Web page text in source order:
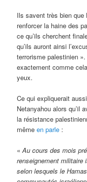
Ils savent très bien
renforcer la haine des
ce qu’ils cherchent
qu’ils auront ainsi
terrorisme palestinien
exactement comme
yeux.
Ce qui expliquerait
Netanyahou alors qu’il
la résistance
mêmeen parle :
«Au cours des mois
renseignement militaire
selon lesquels le